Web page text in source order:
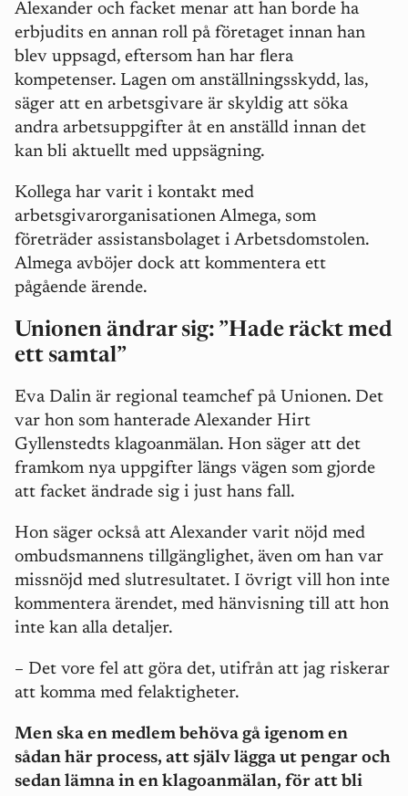
Alexander och facket menar att han borde ha
erbjudits en annan roll på företaget innan han
blev uppsagd, eftersom han har flera
kompetenser. Lagen om anställningsskydd, las,
säger att en arbetsgivare är skyldig att söka
andra arbetsuppgifter åt en anställd innan det
kan bli aktuellt med uppsägning.
Kollega har varit i kontakt med
arbetsgivarorganisationen Almega, som
företräder assistansbolaget i Arbetsdomstolen.
Almega avböjer dock att kommentera ett
pågående ärende.
Unionen ändrar sig: ”Hade räckt med
ett samtal”
Eva Dalin är regional teamchef på Unionen. Det
var hon som hanterade Alexander Hirt
Gyllenstedts klagoanmälan. Hon säger att det
framkom nya uppgifter längs vägen som gjorde
att facket ändrade sig i just hans fall.
Hon säger också att Alexander varit nöjd med
ombudsmannens tillgänglighet, även om han var
missnöjd med slutresultatet. I övrigt vill hon inte
kommentera ärendet, med hänvisning till att hon
inte kan alla detaljer.
– Det vore fel att göra det, utifrån att jag riskerar
att komma med felaktigheter.
Men ska en medlem behöva gå igenom en
sådan här process, att själv lägga ut pengar och
sedan lämna in en klagoanmälan, för att bli